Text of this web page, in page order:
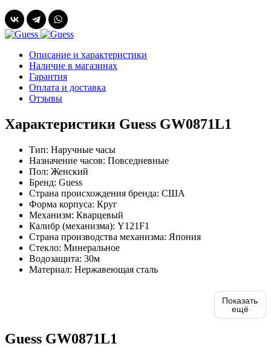
Описание и характеристики
Наличие в магазинах
Гарантия
Оплата и доставка
Отзывы
Характеристики Guess GW0871L1
Тип: Наручные часы
Назначение часов: Повседневные
Пол: Женский
Бренд: Guess
Страна происхождения бренда: США
Форма корпуса: Круг
Механизм: Кварцевый
Калибр (механизма): Y121F1
Страна производства механизма: Япония
Стекло: Минеральное
Водозащита: 30м
Материал: Нержавеющая сталь
Показать
ещё
Guess GW0871L1